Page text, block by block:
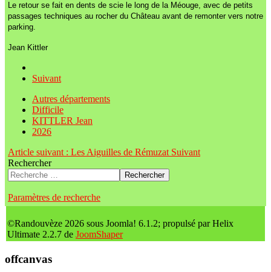
Le retour se fait en dents de scie le long de la Méouge, avec de petits
passages techniques au rocher du Château avant de remonter vers notre
parking.
Jean Kittler
Suivant
Autres départements
Difficile
KITTLER Jean
2026
Article suivant : Les Aiguilles de Rémuzat Suivant
Rechercher
Rechercher
Paramètres de recherche
©Randouvèze 2026 sous Joomla! 6.1.2; propulsé par Helix
Ultimate 2.2.7 de JoomShaper
offcanvas